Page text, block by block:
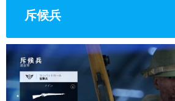
斥候兵